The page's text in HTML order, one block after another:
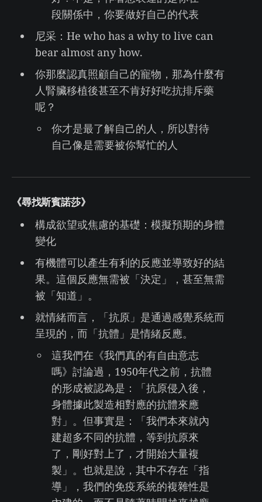
段關係中，你要做好自己的代表
尼采：He who has a why to live can
bear almost any how.
你那麼認真照顧自己的寵物，那為什麼有
人腎臟移植後甚至不肯好好吃抗排斥藥
呢？
你才是最了解自己的人，所以對待
自己像是需要被你幫忙的人
《尋找斯賓諾莎》
構成欲望或焦慮的基礎：模擬預期的身體
變化
有機體可以產生有利的反應並導致好的結
果。這個反應無需被「決定」，甚至無需
被「知道」。
就情緒而言，「抗原」是通過感覺系統而
呈現的，而「抗體」是情緒反應。
這我們在《我們真的有自由意志
嗎》討論過，1950年代之前，抗體
的形成被認為是：「抗原侵入後，
身體據此製造相對應的抗體來應
對」。但事實是：「我們本來就內
建超多不同的抗體，等到抗原來
了，剛好對上了，才開始大量複
製」。也就是說，其中不存在「指
導」，我們的免疫系統的複雜性是